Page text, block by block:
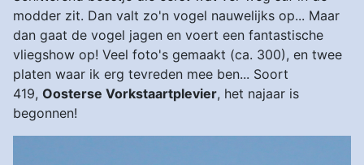
modder zit. Dan valt zo'n vogel nauwelijks op... Maar
dan gaat de vogel jagen en voert een fantastische
vliegshow op! Veel foto's gemaakt (ca. 300), en twee
platen waar ik erg tevreden mee ben... Soort
419, Oosterse Vorkstaartplevier, het najaar is
begonnen!